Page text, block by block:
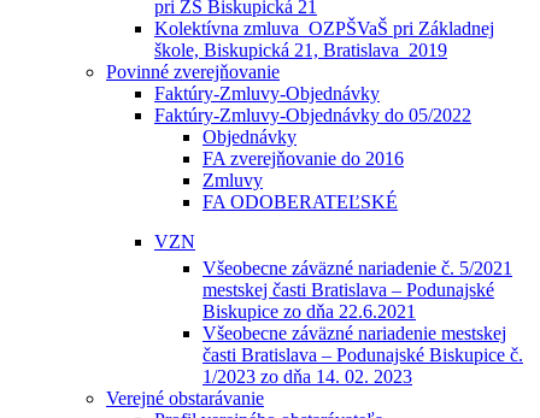
pri ZŠ Biskupická 21
Kolektívna zmluva_OZPŠVaŠ pri Základnej
škole, Biskupická 21, Bratislava_2019
Povinné zverejňovanie
Faktúry-Zmluvy-Objednávky
Faktúry-Zmluvy-Objednávky do 05/2022
Objednávky
FA zverejňovanie do 2016
Zmluvy
FA ODOBERATEĽSKÉ
VZN
Všeobecne záväzné nariadenie č. 5/2021
mestskej časti Bratislava – Podunajské
Biskupice zo dňa 22.6.2021
Všeobecne záväzné nariadenie mestskej
časti Bratislava – Podunajské Biskupice č.
1/2023 zo dňa 14. 02. 2023
Verejné obstarávanie